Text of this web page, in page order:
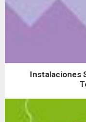
Instalaciones